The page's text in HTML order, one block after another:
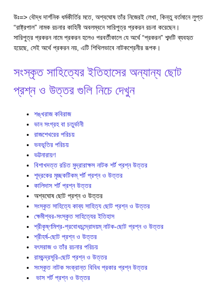
উঃ=> বৌদ্ধ দার্শনিক ধর্মকীর্তির মতে, অশ্বঘোষ তাঁর নিজেরই লেখা, কিন্তু বর্তমানে লুপ্ত
“রাষ্ট্রপাল” নামক রচনার কাহিনী অবলম্বনে সারিপুত্র প্রকরন রচনা করেছেন।
সারিপুত্র প্রকরন নামে প্রকরন হলেও পরবর্তীকালে যে অর্থে “প্রকরন” শব্দটি ব্যবহৃত
হয়েছে, সেই অর্থে প্রকরন নয়, এটি শিথিলভাবে নাটকশ্রেনীর রূপক।
সংস্কৃত সাহিত্যের ইতিহাসের অন্যান্য ছোট
প্রশ্ন ও উত্তর গুলি নিচে দেখুন
শঙ্খরাজ কবিরাজ
ভান সংগ্রহ বা চতুর্ভানী
রাজশেখরের পরিচয়
ভবভূতির পরিচয়
ভট্টনারায়ণ
বিশাখদত্ত রচিত মুদ্রারাক্ষস নাটক শর্ট প্রশ্ন উত্তর
শূদ্রকের মৃচ্ছকটিকম্ শর্ট প্রশ্ন ও উত্তর
কালিদাস শর্ট প্রশ্ন উত্তর
অশ্বঘোষ ছোট প্রশ্ন ও উত্তর
সংস্কৃত সাহিত্যে কাব্য সাহিত্য ছোট প্রশ্ন ও উত্তর
ক্ষেমীশ্বর-সংস্কৃত সাহিত্যের ইতিহাস
শ্রীকৃষ্ণমিশ্র-প্রবোধচন্দ্রোদয়ম্ নাটক-ছোট প্রশ্ন ও উত্তর
শ্রীহর্ষ-ছোট প্রশ্ন ও উত্তর
বৎসরাজ ও তাঁর রচনার পরিচয়
রামচন্দ্রসূরি-ছোট প্রশ্ন ও উত্তর
সংস্কৃত নাটক সংক্রান্ত বিবিধ প্রকার প্রশ্ন উত্তর
ভাস শর্ট প্রশ্ন ও উত্তর